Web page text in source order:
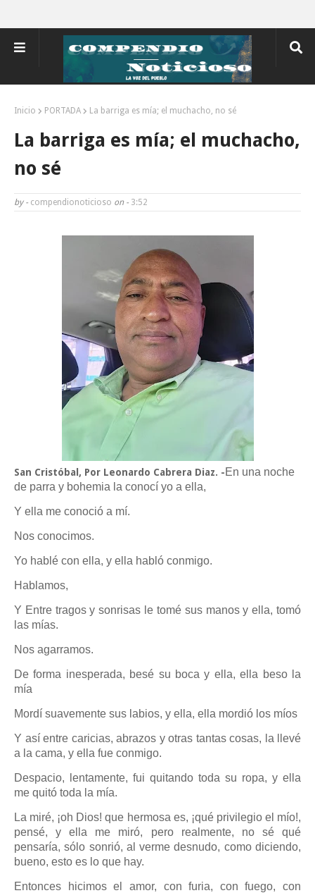
Inicio PORTADA La barriga es mía; el muchacho, no sé
La barriga es mía; el muchacho,
no sé
by - compendionoticioso on - 3:52
San Cristóbal, Por Leonardo Cabrera Diaz. -En una noche
de parra y bohemia la conocí yo a ella,
Y ella me conoció a mí.
Nos conocimos.
Yo hablé con ella, y ella habló conmigo.
Hablamos,
Y Entre tragos y sonrisas le tomé sus manos y ella, tomó
las mías.
Nos agarramos.
De forma inesperada, besé su boca y ella, ella beso la
mía
Mordí suavemente sus labios, y ella, ella mordió los míos
Y así entre caricias, abrazos y otras tantas cosas, la llevé
a la cama, y ella fue conmigo.
Despacio, lentamente, fui quitando toda su ropa, y ella
me quitó toda la mía.
La miré, ¡oh Dios! que hermosa es, ¡qué privilegio el mío!,
pensé, y ella me miró, pero realmente, no sé qué
pensaría, sólo sonrió, al verme desnudo, como diciendo,
bueno, esto es lo que hay.
Entonces hicimos el amor, con furia, con fuego, con